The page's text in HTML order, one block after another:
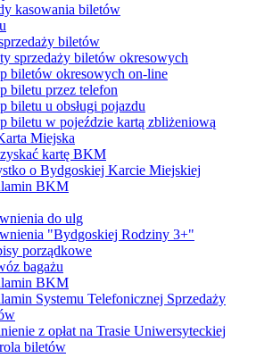
kasowania biletów
biletów
sprzedaży biletów okresowych
biletów okresowych on-line
biletu przez telefon
biletu u obsługi pojazdu
biletu w pojeździe kartą zbliżeniową
Miejska
kartę BKM
o Bydgoskiej Karcie Miejskiej
BKM
do ulg
"Bydgoskiej Rodziny 3+"
porządkowe
bagażu
BKM
Systemu Telefonicznej Sprzedaży
z opłat na Trasie Uniwersyteckiej
biletów